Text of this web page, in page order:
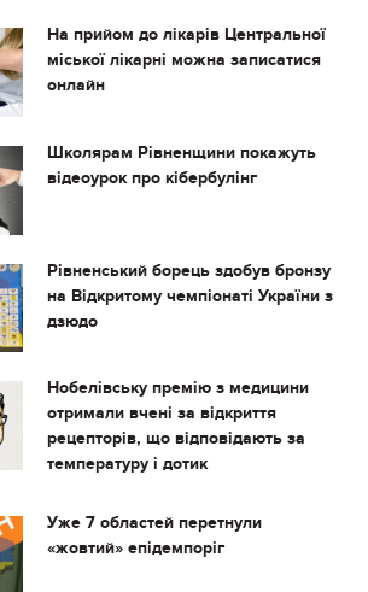
На прийом до лікарів Центральної
міської лікарні можна записатися
онлайн
Школярам Рівненщини покажуть
відеоурок про кібербулінг
Рівненський борець здобув бронзу
на Відкритому чемпіонаті України з
дзюдо
Нобелівську премію з медицини
отримали вчені за відкриття
рецепторів, що відповідають за
температуру і дотик
Уже 7 областей перетнули
«жовтий» епідемпоріг